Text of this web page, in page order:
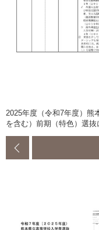
2025年度（令和7年度）熊
を含む）前期（特色）選